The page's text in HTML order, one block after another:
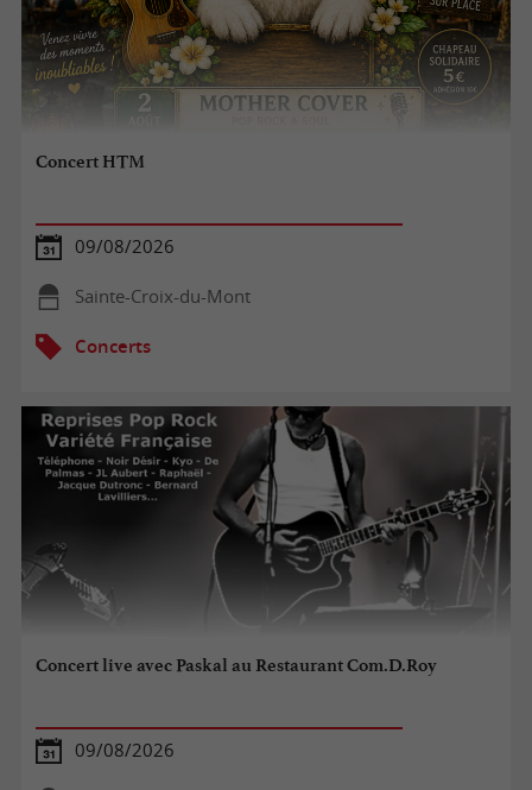
Concert HTM
09/08/2026
Sainte-Croix-du-Mont
Concerts
Concert live avec Paskal au Restaurant Com.D.Roy
09/08/2026